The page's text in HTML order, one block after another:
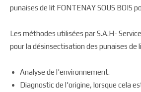
punaises de lit FONTENAY SOUS BOIS
Les méthodes utilisées par S.A.H-
pour la désinsectisation des punaises de
Analyse de l'environnement.
Diagnostic de l'origine, lorsque cela